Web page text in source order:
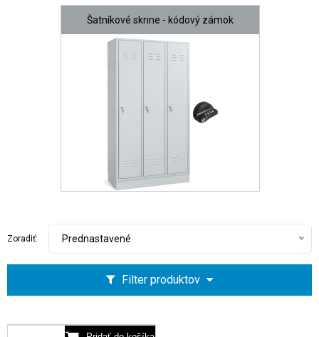
Šatníkové skrine - kódový zámok
Filter produktov
Zoradiť: Prednastavené